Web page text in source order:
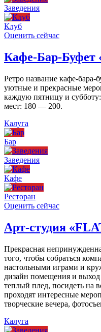
Заведения
Клуб
Оценить сейчас
Кафе-Бар-
Ретро название кафе-бара-
уютные и прекрасные
каждую пятницу и
мест: 180 — 200.
Калуга
Бар
Заведения
Кафе
Ресторан
Оценить сейчас
Арт-студия
Прекрасная
того, чтобы собраться
настольными играми и
дизайн помещения и
теплый плед, посидеть на
проходят интересные
творческие вечера,
Калуга